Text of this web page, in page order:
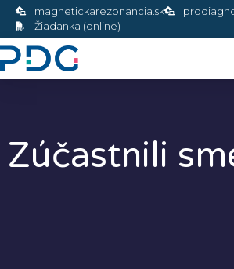
magnetickarezonancia.sk
Žiadanka (online)
Zúčastnili